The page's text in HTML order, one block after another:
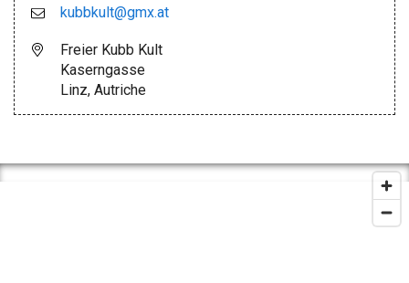
kubbkult@gmx.at
Freier Kubb Kult
Kaserngasse
Linz, Autriche